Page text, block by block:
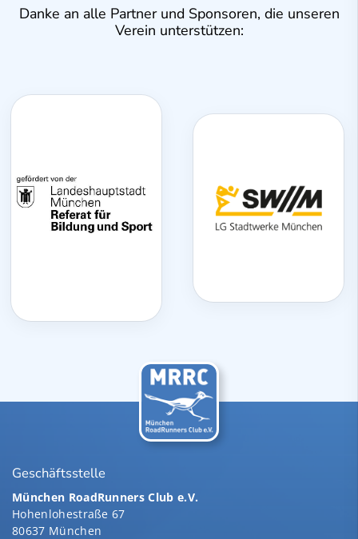
Danke an alle Partner und Sponsoren, die unseren
Verein unterstützen:
Geschäftsstelle
München RoadRunners Club e.V.
Hohenlohestraße 67
80637 München